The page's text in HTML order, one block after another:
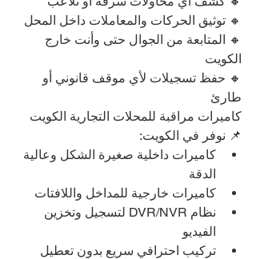
🔸 توثيق الحركات والمعاملات داخل المحل
🔸 المتابعة من الجوال حتى وأنت خارج
الكويت
🔸 حفظ تسجيلات لأي موقف قانوني أو
طارئ
كاميرات مراقبة للمحلات التجارية الكويت
📌 نوفر في الكويت:
كاميرات داخلية صغيرة الشكل وعالية
الدقة
كاميرات خارجية للمداخل واللافتات
نظام DVR/NVR لتسجيل وتخزين
الفيديو
تركيب احترافي سريع بدون تعطيل